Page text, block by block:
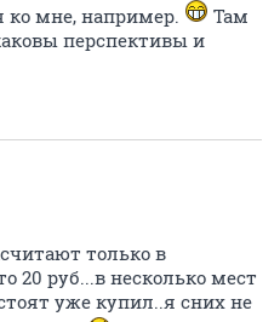
мне, например.
Там
перспективы и
только в
20 руб...в несколько мест
уже купил..я сних не